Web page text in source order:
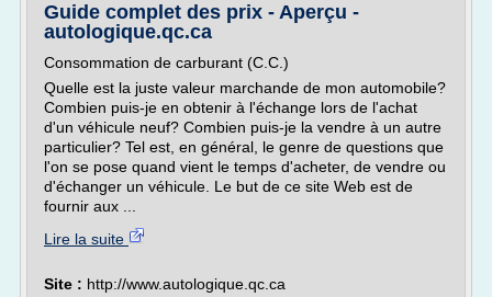
Guide complet des prix - Aperçu -
autologique.qc.ca
Consommation de carburant (C.C.)
Quelle est la juste valeur marchande de mon automobile?
Combien puis-je en obtenir à l'échange lors de l'achat
d'un véhicule neuf? Combien puis-je la vendre à un autre
particulier? Tel est, en général, le genre de questions que
l'on se pose quand vient le temps d'acheter, de vendre ou
d'échanger un véhicule. Le but de ce site Web est de
fournir aux ...
Lire la suite
Site : http://www.autologique.qc.ca